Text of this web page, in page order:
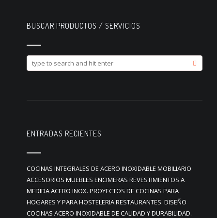
BUSCAR PRODUCTOS / SERVICIOS
ENTRADAS RECIENTES
COCINAS INTEGRALES DE ACERO INOXIDABLE MOBILIARIO
ACCESORIOS MUEBLES ENCIMERAS REVESTIMIENTOS A
MEDIDA ACERO INOX. PROYECTOS DE COCINAS PARA
HOGARES Y PARA HOSTELERIA RESTAURANTES. DISEÑO
COCINAS ACERO INOXIDABLE DE CALIDAD Y DURABILIDAD.